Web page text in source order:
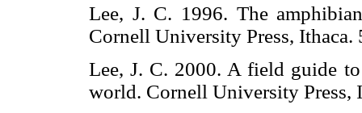
Lee, J. C. 1996. The
Cornell University Press,
Lee, J. C. 2000. A field guide
world. Cornell University